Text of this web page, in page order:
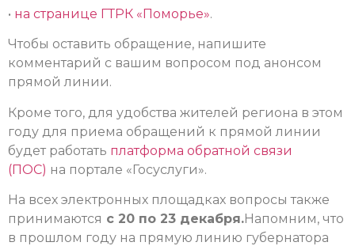
• на странице ГТРК «Поморье».
Чтобы оставить обращение, напишите
комментарий с вашим вопросом под анонсом
прямой линии.
Кроме того, для удобства жителей региона в этом
году для приема обращений к прямой линии
будет работать платформа обратной связи
(ПОС) на портале «Госуслуги».
На всех электронных площадках вопросы также
принимаются с 20 по 23 декабря.Напомним, что
в прошлом году на прямую линию губернатора